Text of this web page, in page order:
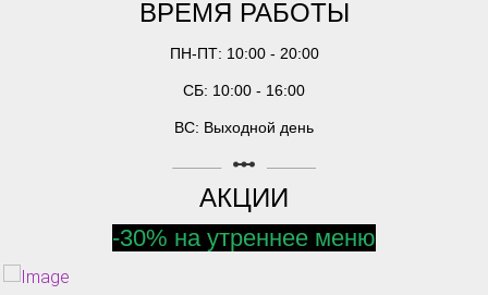
ВРЕМЯ РАБОТЫ
ПН-ПТ: 10:00 - 20:00
СБ: 10:00 - 16:00
ВС: Выходной день
linear_scale
АКЦИИ
-30% на утреннее меню